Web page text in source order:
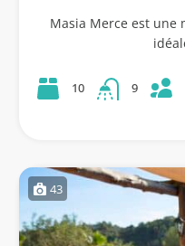
Masia Merce est une
10 9
43